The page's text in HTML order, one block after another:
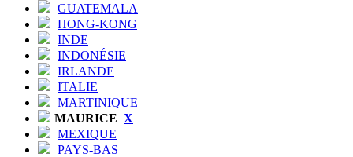
GUATEMALA
HONG-KONG
INDE
INDONÉSIE
IRLANDE
ITALIE
MARTINIQUE
MAURICE X
MEXIQUE
PAYS-BAS